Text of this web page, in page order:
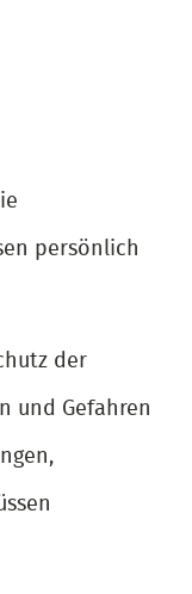
persönlich
der
und Gefahren